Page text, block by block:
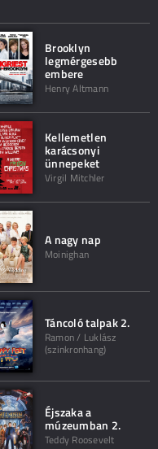
Brooklyn
legmérgesebb
embere
Henry Altmann
Kellemetlen
karácsonyi
ünnepeket
Virgil Mitchler
A nagy nap
Moinighan
Táncoló talpak 2.
Ramon / Luklász
(szinkronhang)
Éjszaka a
múzeumban 2.
Teddy Roosevelt